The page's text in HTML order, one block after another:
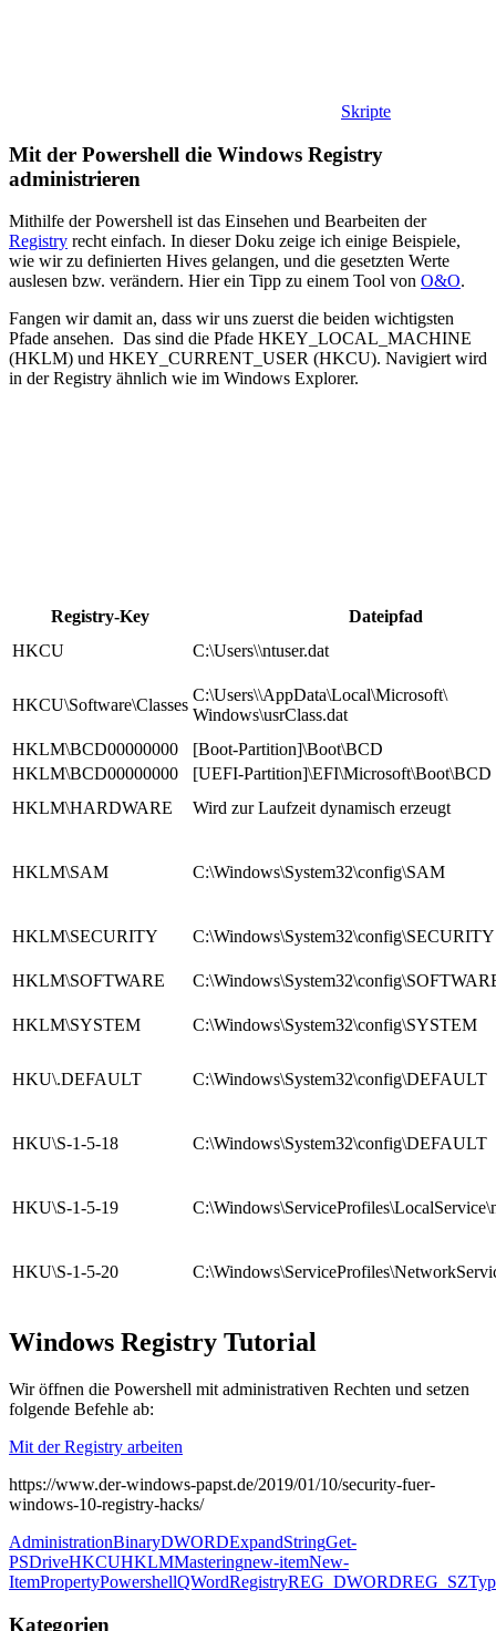
Skripte
Mit der Powershell die Windows Registry
administrieren
Mithilfe der Powershell ist das Einsehen und Bearbeiten der
Registry recht einfach. In dieser Doku zeige ich einige Beispiele,
wie wir zu definierten Hives gelangen, und die gesetzten Werte
auslesen bzw. verändern. Hier ein Tipp zu einem Tool von O&O.
Fangen wir damit an, dass wir uns zuerst die beiden wichtigsten
Pfade ansehen. Das sind die Pfade HKEY_LOCAL_MACHINE
(HKLM) und HKEY_CURRENT_USER (HKCU). Navigiert wird
in der Registry ähnlich wie im Windows Explorer.
Registry-Key
Dateipfad
HKCU
C:\Users\\ntuser.dat
HKCU\Software\Classes
C:\Users\\AppData\Local\Microsoft\
Windows\usrClass.dat
HKLM\BCD00000000
[Boot-Partition]\Boot\BCD
HKLM\BCD00000000
[UEFI-Partition]\EFI\Microsoft\Boot\BCD
HKLM\HARDWARE
Wird zur Laufzeit dynamisch erzeugt
HKLM\SAM C:\Windows\System32\config\SAM
HKLM\SECURITY C:\Windows\System32\config\SECURITY
HKLM\SOFTWARE
HKLM\SYSTEM C:\Windows\System32\config\SYSTEM
HKU\.DEFAULT C:\Windows\System32\config\DEFAULT
HKU\S-1-5-18 C:\Windows\System32\config\DEFAULT
HKU\S-1-5-19
HKU\S-1-5-20
Windows Registry Tutorial
Wir öffnen die Powershell mit administrativen Rechten und setzen
folgende Befehle ab:
Mit der Registry arbeiten
https://www.der-windows-papst.de/2019/01/10/security-fuer-
windows-10-registry-hacks/
AdministrationBinaryDWORDExpandStringGet-
PSDriveHKCUHKLMMasteringnew-itemNew-
ItemPropertyPowershellQWordRegistryREG_DWORDREG_SZ
Kategorien